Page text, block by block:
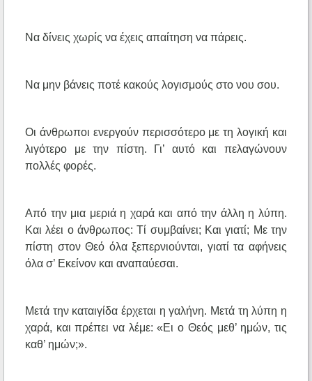
Να δίνεις χωρίς να έχεις απαίτηση να πάρεις.
Να μην βάνεις ποτέ κακούς λογισμούς στο νου σου.
Οι άνθρωποι ενεργούν περισσότερο με τη λογική και
λιγότερο με την πίστη. Γι’ αυτό και πελαγώνουν
πολλές φορές.
Από την μια μεριά η χαρά και από την άλλη η λύπη.
Και λέει ο άνθρωπος: Τί συμβαίνει; Και γιατί; Με την
πίστη στον Θεό όλα ξεπερνιούνται, γιατί τα αφήνεις
όλα σ’ Εκείνον και αναπαύεσαι.
Μετά την καταιγίδα έρχεται η γαλήνη. Μετά τη λύπη η
χαρά, και πρέπει να λέμε: «Ει ο Θεός μεθ’ ημών, τις
καθ’ ημών;».